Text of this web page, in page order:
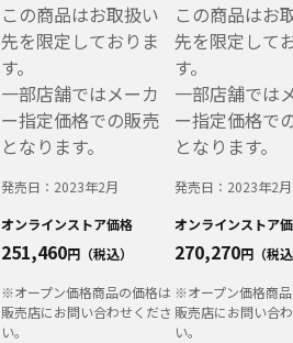
この商品はお取扱い
先を限定しておりま
す。
一部店舗ではメーカ
ー指定価格での販売
となります。
発売日： 2023年2月
オンラインストア価格
251,460円（税込）
※オープン価格商品の価格は
販売店にお問い合わせくださ
い。
この商品はお
先を限定して
す。
一部店舗では
ー指定価格で
となります。
発売日： 2023年2月
オンラインストア
270,270円（税
※オープン価格商
販売店にお問い合
い。